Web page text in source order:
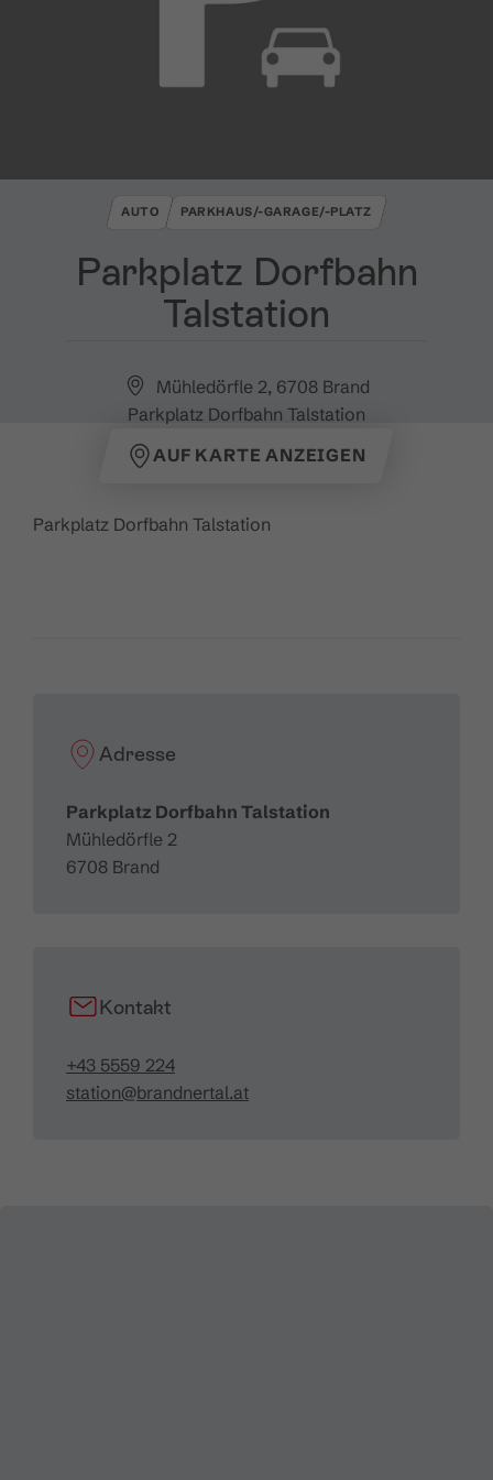
Parkplatz Dorfbahn
Talstation
AUTO PARKHAUS/-GARAGE/-PLATZ
Mühledörfle 2, 6708 Brand
Parkplatz Dorfbahn Talstation
AUF KARTE ANZEIGEN
Parkplatz Dorfbahn Talstation
Adresse
Parkplatz Dorfbahn Talstation
Mühledörfle 2
6708 Brand
Kontakt
+43 5559 224
station@brandnertal.at